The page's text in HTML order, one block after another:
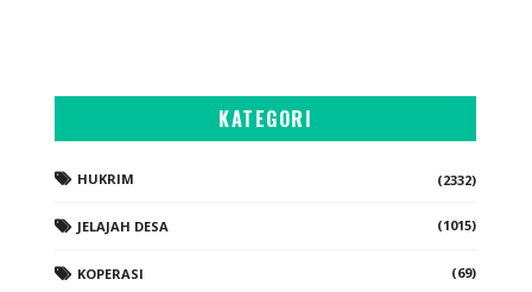
KATEGORI
HUKRIM (2332)
JELAJAH DESA (1015)
KOPERASI (69)